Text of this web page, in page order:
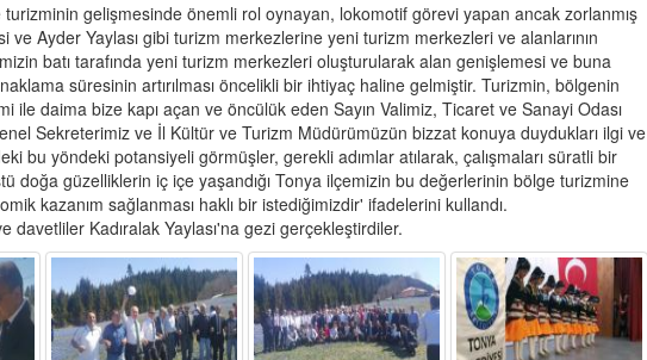
gelişmesinde önemli rol oynayan, lokomotif görevi yapan ancak zorlanmış
Ayder Yaylası gibi turizm merkezlerine yeni turizm merkezleri ve alanlarının
batı tarafında yeni turizm merkezleri oluşturularak alan genişlemesi ve buna
süresinin artırılması öncelikli bir ihtiyaç haline gelmiştir. Turizmin, bölgenin
ile daima bize kapı açan ve öncülük eden Sayın Valimiz, Ticaret ve Sanayi Odası
Sekreterimiz ve İl Kültür ve Turizm Müdürümüzün bizzat konuya duydukları ilgi ve
bu yöndeki potansiyeli görmüşler, gerekli adımlar atılarak, çalışmaları süratli bir
doğa güzelliklerin iç içe yaşandığı Tonya ilçemizin bu değerlerinin bölge turizmine
kazanım sağlanması haklı bir istediğimizdir' ifadelerini kullandı.
davetliler Kadıralak Yaylası'na gezi gerçekleştirdiler.